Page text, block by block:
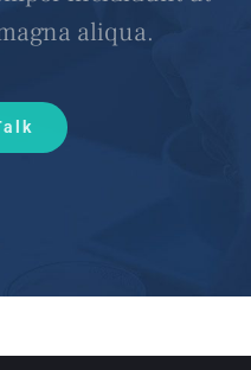
aliqua.